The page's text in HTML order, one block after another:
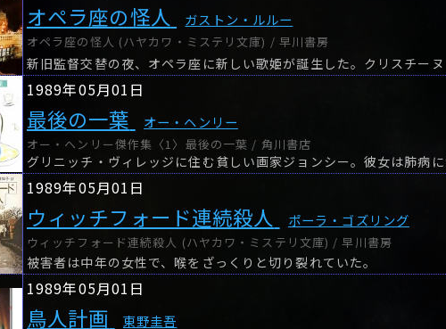
オペラ座の怪人 ガストン・ルルー
オペラ座の怪人 (ハヤカワ・ミステリ文庫) / 早川書房
新旧監督交替の夜、オペラ座に新しい歌姫が誕生した。クリスチーヌ
1989年05月01日
最後の一葉 オー・ヘンリー
オー・ヘンリー傑作集〈1〉最後の一葉 / 角川書店
1989年05月01日
ウィッチフォード連続殺人 ポーラ・ゴズリング
ウィッチフォード連続殺人 (ハヤカワ・ミステリ文庫) / 早川書房
被害者は中年の女性で、喉をざっくりと切り裂れていた。
1989年05月01日
鳥人計画 東野圭吾